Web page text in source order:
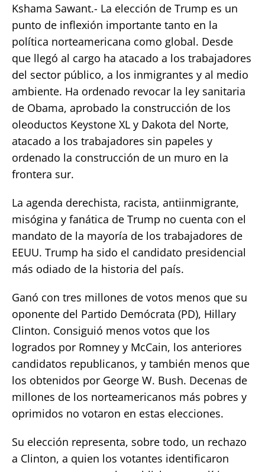
Kshama Sawant.- La elección de Trump es un
punto de inflexión importante tanto en la
política norteamericana como global. Desde
que llegó al cargo ha atacado a los trabajadores
del sector público, a los inmigrantes y al medio
ambiente. Ha ordenado revocar la ley sanitaria
de Obama, aprobado la construcción de los
oleoductos Keystone XL y Dakota del Norte,
atacado a los trabajadores sin papeles y
ordenado la construcción de un muro en la
frontera sur.
La agenda derechista, racista, antiinmigrante,
misógina y fanática de Trump no cuenta con el
mandato de la mayoría de los trabajadores de
EEUU. Trump ha sido el candidato presidencial
más odiado de la historia del país.
Ganó con tres millones de votos menos que su
oponente del Partido Demócrata (PD), Hillary
Clinton. Consiguió menos votos que los
logrados por Romney y McCain, los anteriores
candidatos republicanos, y también menos que
los obtenidos por George W. Bush. Decenas de
millones de los norteamericanos más pobres y
oprimidos no votaron en estas elecciones.
Su elección representa, sobre todo, un rechazo
a Clinton, a quien los votantes identificaron